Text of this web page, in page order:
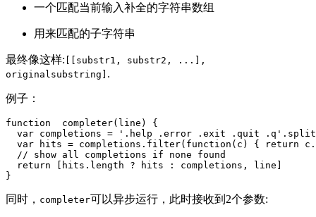
一个匹配当前输入补全的字符串数组
用来匹配的子字符串
最终像这样: [[substr1, substr2, ...],
originalsubstring] .
例子：
function  completer(line) {
var completions = '.help .error .exit .quit
var hits = completions.filter(function(c) { return
  // show all completions if none found
  return [hits.length ? hits : completions, line]
同时， completer可以异步运行，此时接收到2个参数: